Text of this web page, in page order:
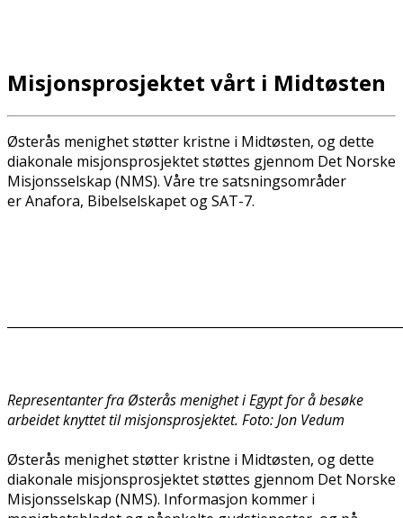
Misjonsprosjektet vårt i Midtøsten
Østerås menighet støtter kristne i Midtøsten, og dette
diakonale misjonsprosjektet støttes gjennom Det Norske
Misjonsselskap (NMS). Våre tre satsningsområder
er Anafora, Bibelselskapet og SAT-7.
Representanter fra Østerås menighet i Egypt for å besøke
arbeidet knyttet til misjonsprosjektet. Foto: Jon Vedum
Østerås menighet støtter kristne i Midtøsten, og dette
diakonale misjonsprosjektet støttes gjennom Det Norske
Misjonsselskap (NMS). Informasjon kommer i